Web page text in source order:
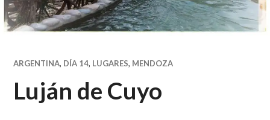
ARGENTINA, DÍA 14, LUGARES, MENDOZA
Luján de Cuyo